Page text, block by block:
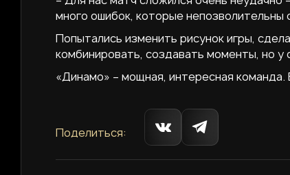
много ошибок, которые непозволительны
Попытались изменить рисунок игры,
комбинировать, создавать моменты, но
«Динамо» – мощная, интересная команда.
Поделиться: